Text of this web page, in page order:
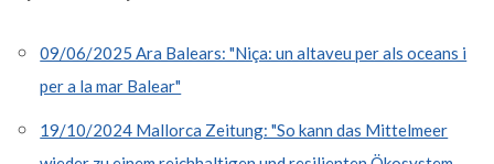
09/06/2025 Ara Balears: "Niça: un altaveu per als oceans i
per a la mar Balear"
19/10/2024 Mallorca Zeitung: "So kann das Mittelmeer